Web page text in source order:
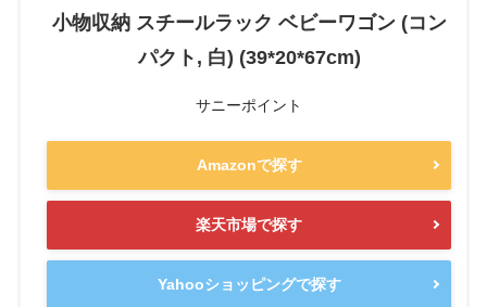
小物収納 スチールラック ベビーワゴン (コン
パクト, 白) (39*20*67cm)
サニーポイント
Amazonで探す
楽天市場で探す
Yahooショッピングで探す